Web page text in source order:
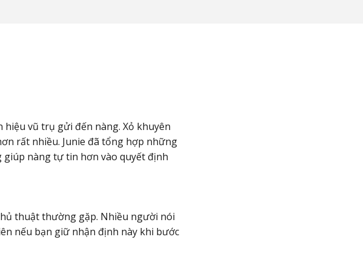
vũ trụ gửi đến nàng. Xỏ khuyên
rất nhiều. Junie đã tổng hợp những
nàng tự tin hơn vào quyết định
thuật thường gặp. Nhiều người nói
nếu bạn giữ nhận định này khi bước